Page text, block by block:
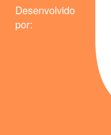
Desenvolvido
por: